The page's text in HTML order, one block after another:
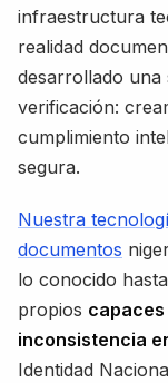
infraestructura
realidad
desarrollado una
verificación:
cumplimiento
segura.
Nuestra
documentos
lo conocido
propios capaces
inconsistencia
Identidad